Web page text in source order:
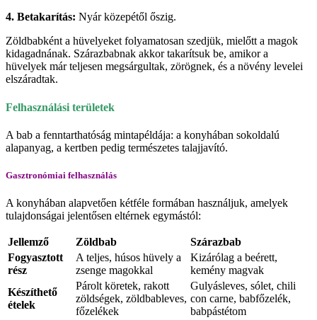
4. Betakarítás: Nyár közepétől őszig.
Zöldbabként a hüvelyeket folyamatosan szedjük, mielőtt a magok
kidagadnának. Szárazbabnak akkor takarítsuk be, amikor a
hüvelyek már teljesen megsárgultak, zörögnek, és a növény levelei
elszáradtak.
Felhasználási területek
A bab a fenntarthatóság mintapéldája: a konyhában sokoldalú
alapanyag, a kertben pedig természetes talajjavító.
Gasztronómiai felhasználás
A konyhában alapvetően kétféle formában használjuk, amelyek
tulajdonságai jelentősen eltérnek egymástól:
Jellemző Zöldbab
Szárazbab
Fogyasztott
rész
A teljes, húsos hüvely a
zsenge magokkal
Kizárólag a beérett,
kemény magvak
Készíthető
ételek
Párolt köretek, rakott
zöldségek, zöldbableves,
főzelékek
Gulyásleves, sólet, chili
con carne, babfőzelék,
babpástétom